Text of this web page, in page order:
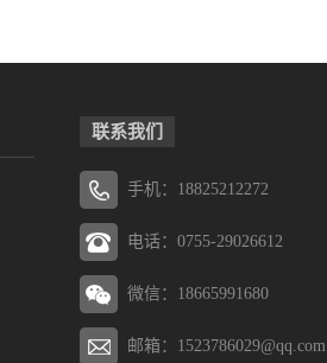
联系我们
手机：18825212272
电话：0755-29026612
微信：18665991680
邮箱：1523786029@qq.com